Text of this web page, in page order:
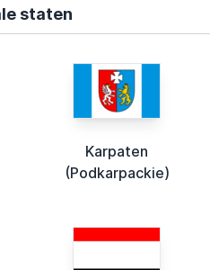
staten
Karpaten
(Podkarpackie)